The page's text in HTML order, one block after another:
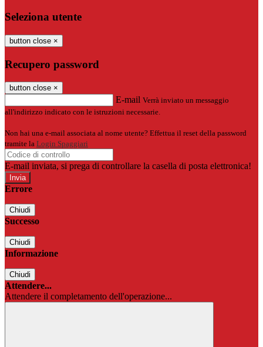
Seleziona utente
button close ×
Recupero password
button close ×
E-mail Verrà inviato un messaggio
all'indirizzo indicato con le istruzioni necessarie.
Non hai una e-mail associata al nome utente? Effettua il reset della password
tramite la Login Spaggiari
E-mail inviata, si prega di controllare la casella di posta elettronica!
Errore
Chiudi
Successo
Chiudi
Informazione
Chiudi
Attendere...
Attendere il completamento dell'operazione...